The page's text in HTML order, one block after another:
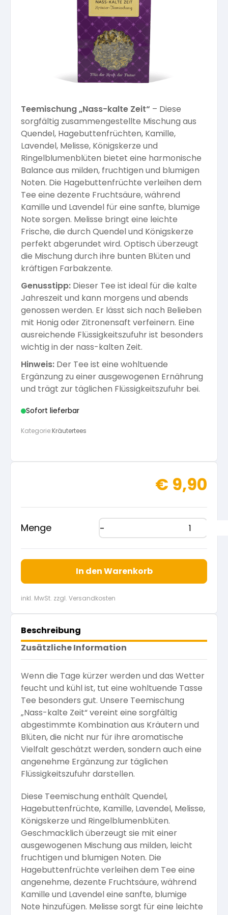
Essen & Trinken
Ätherische Öle
Hautsalben
Kräuter-Auszüge
Bücher
Vereinsgründer Pfarrer Rauscher
Veranstaltungsberichte
Seminare mit Kräuterpfarrer Benedikt
Kräuterwanderungen
Kräuterpfarrer-Zentrum
Kloster- und Kräuterladen
Unser Zentrum
Beratungsdienst
Kräutergarten
Angebote für Gruppen
Freunde der Heilkräuter
Vereinsvorstellung
Vereinsvorteile
Mitglied werden!
Unser Naturladen
Teemischung „Nass-kalte Zeit“ – Diese
sorgfältig zusammengestellte Mischung aus
Quendel, Hagebuttenfrüchten, Kamille,
Lavendel, Melisse, Königskerze und
Ringelblumenblüten bietet eine harmonische
Balance aus milden, fruchtigen und blumigen
Noten. Die Hagebuttenfrüchte verleihen dem
Tee eine dezente Fruchtsäure, während
Kamille und Lavendel für eine sanfte, blumige
Note sorgen. Melisse bringt eine leichte
Frische, die durch Quendel und Königskerze
perfekt abgerundet wird. Optisch überzeugt
die Mischung durch ihre bunten Blüten und
kräftigen Farbakzente.
Genusstipp: Dieser Tee ist ideal für die kalte
Jahreszeit und kann morgens und abends
genossen werden. Er lässt sich nach Belieben
mit Honig oder Zitronensaft verfeinern. Eine
ausreichende Flüssigkeitszufuhr ist besonders
wichtig in der nass-kalten Zeit.
Hinweis: Der Tee ist eine wohltuende
Ergänzung zu einer ausgewogenen Ernährung
und trägt zur täglichen Flüssigkeitszufuhr bei.
Sofort lieferbar
Kategorie:Kräutertees
€ 9,90
Menge
In den Warenkorb
inkl. MwSt. zzgl. Versandkosten
Beschreibung
Zusätzliche Information
Wenn die Tage kürzer werden und das Wetter
feucht und kühl ist, tut eine wohltuende Tasse
Tee besonders gut. Unsere Teemischung
„Nass-kalte Zeit“ vereint eine sorgfältig
abgestimmte Kombination aus Kräutern und
Blüten, die nicht nur für ihre aromatische
Vielfalt geschätzt werden, sondern auch eine
angenehme Ergänzung zur täglichen
Flüssigkeitszufuhr darstellen.
Diese Teemischung enthält Quendel,
Hagebuttenfrüchte, Kamille, Lavendel, Melisse,
Königskerze und Ringelblumenblüten.
Geschmacklich überzeugt sie mit einer
ausgewogenen Mischung aus milden, leicht
fruchtigen und blumigen Noten. Die
Hagebuttenfrüchte verleihen dem Tee eine
angenehme, dezente Fruchtsäure, während
Kamille und Lavendel eine sanfte, blumige
Note hinzufügen. Melisse sorgt für eine leichte